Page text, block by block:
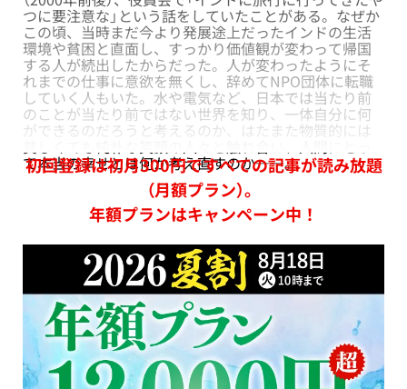
つに要注意な」という話をしていたことがある。なぜか
この頃、当時まだ今より発展途上だったインドの生活
環境や貧困と直面し、すっかり価値観が変わって帰国
する人が続出したからだった。人が変わったようにそ
れまでの仕事に意欲を無くし、辞めてNPO団体に転職
していく人もいた。水や電気など、日本では当たり前
のことが当たり前ではない世界を知り、一体自分に何
ができるのだろうと考えるのか、はたまた物質的には
て本当の幸せとは何か考え直すのか――。
初回登録は初月300円ですべての記事が読み放題
（月額プラン）。
年額プランはキャンペーン中！